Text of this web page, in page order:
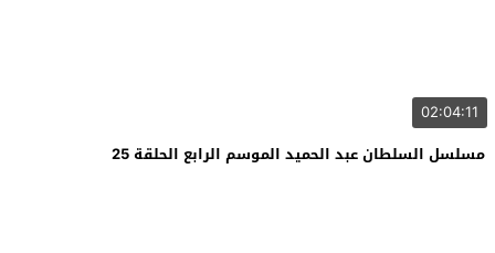
02:04:11
مسلسل السلطان عبد الحميد الموسم الرابع الحلقة 25